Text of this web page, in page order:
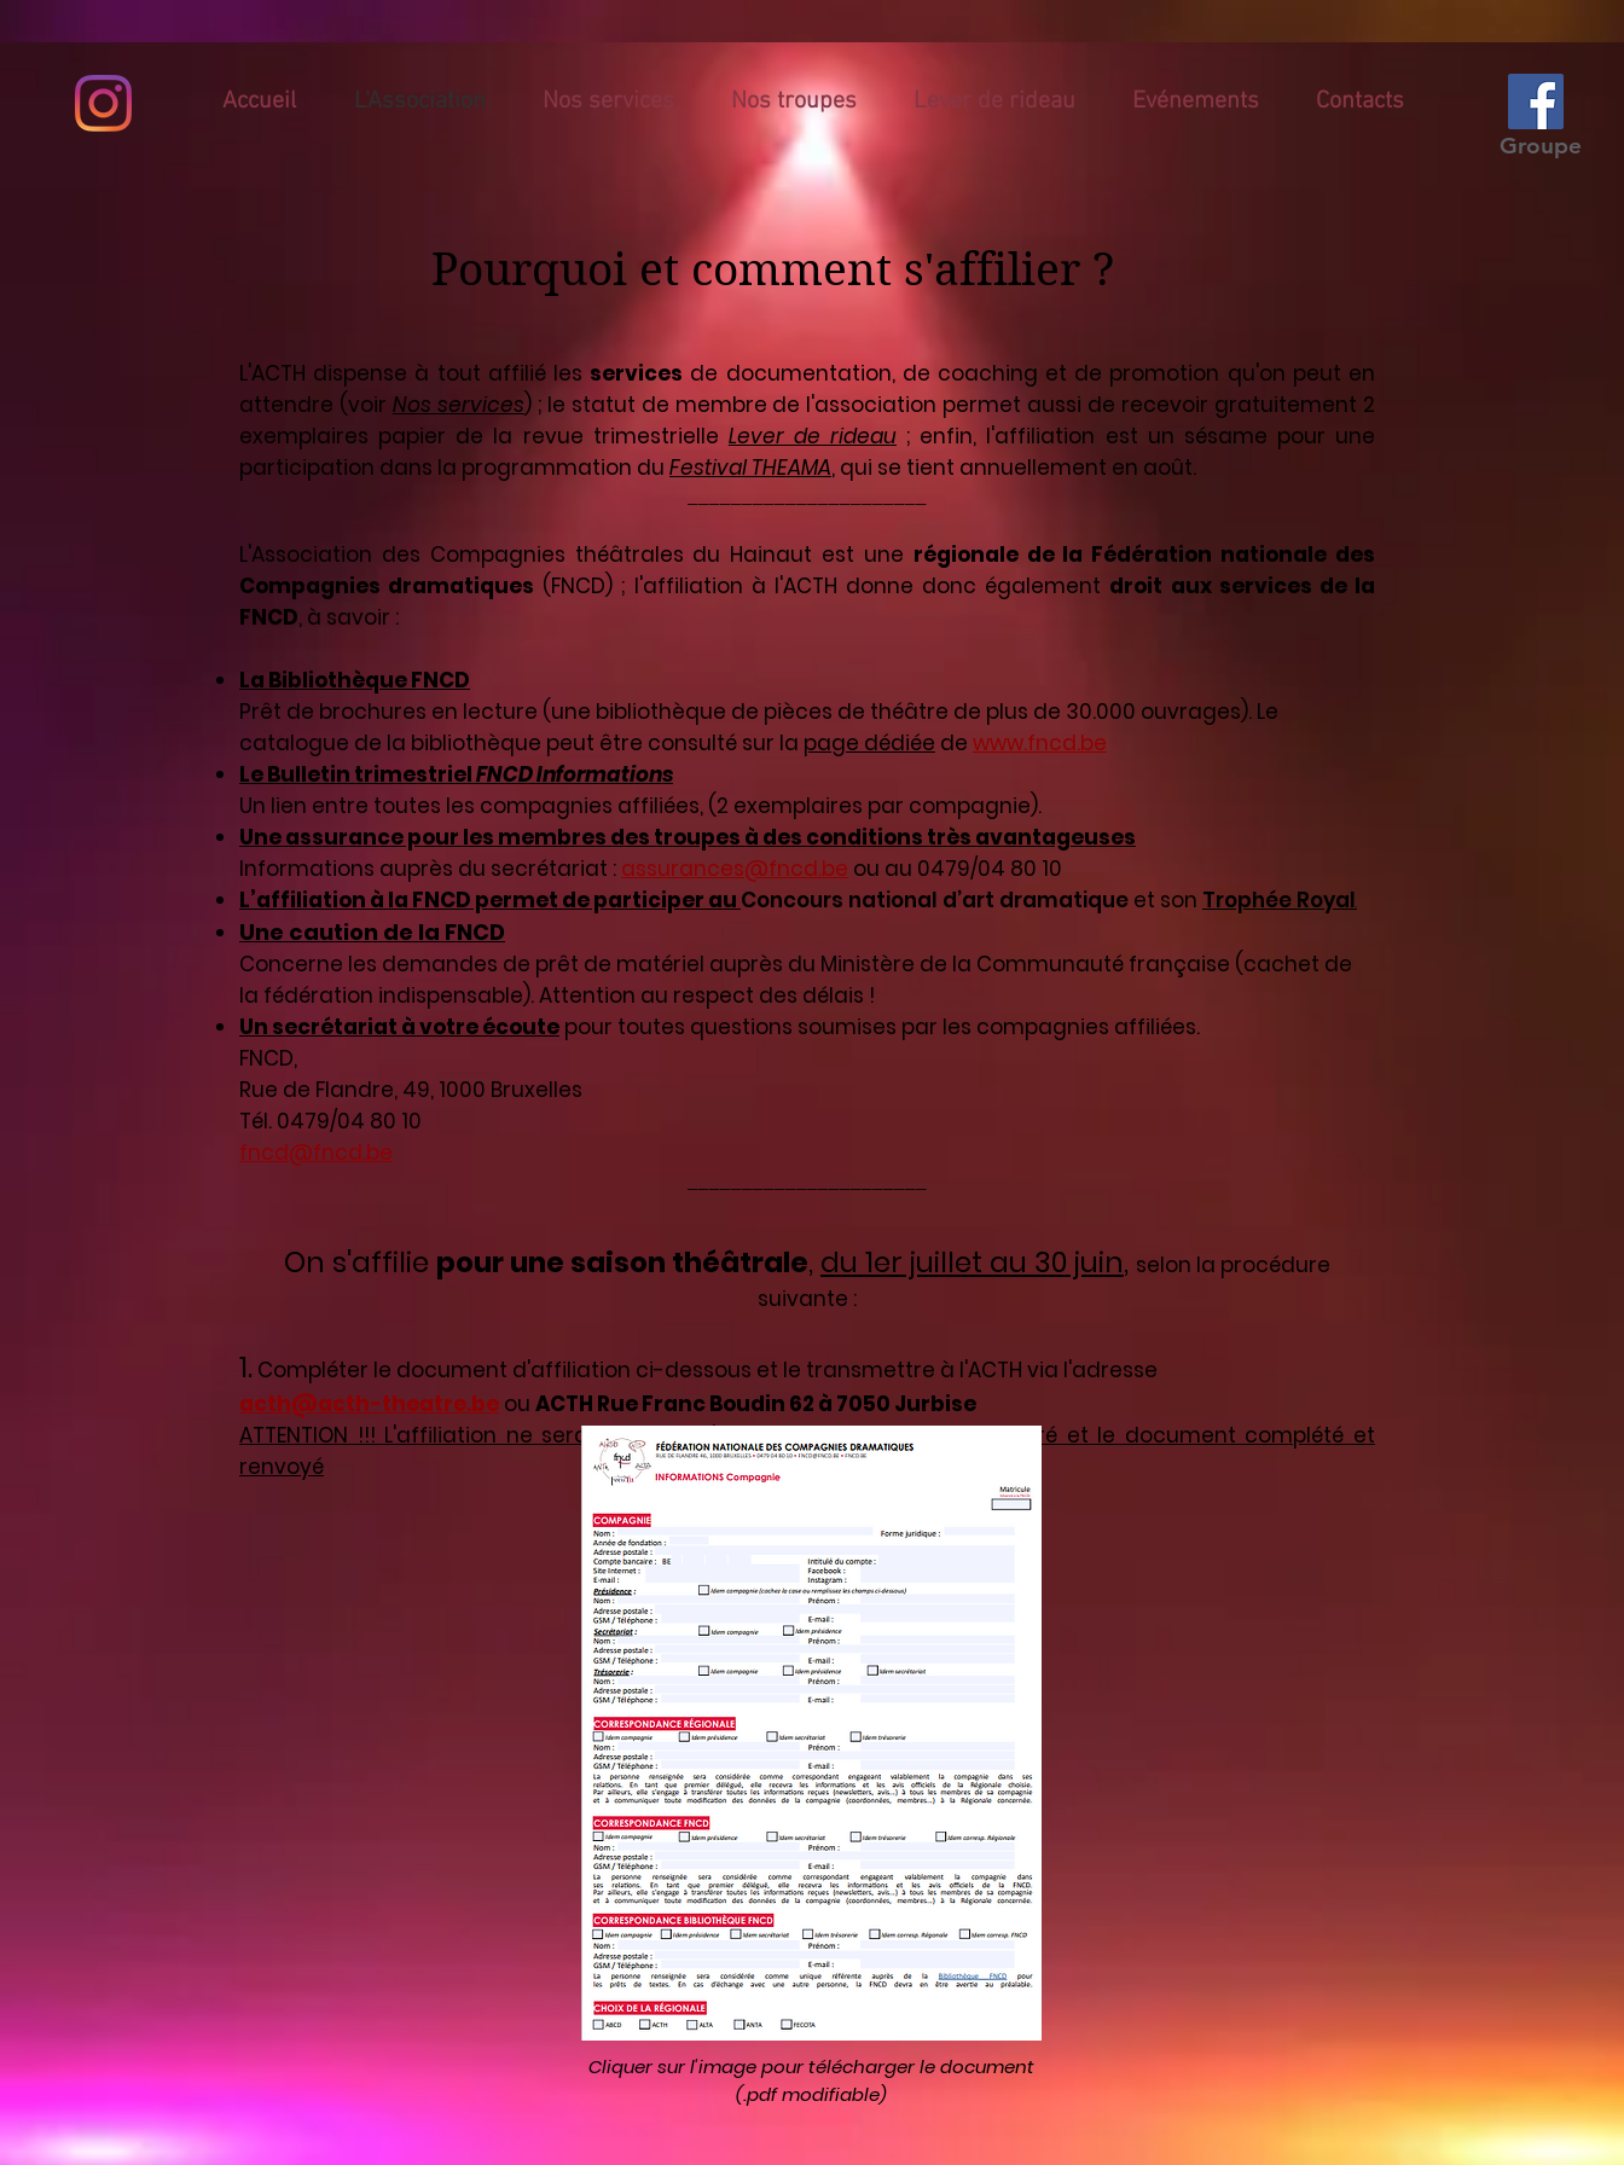
Accueil L'Association Nos services Nos troupes Lever de rideau Evénements Contacts
Groupe
Pourquoi et comment s'affilier ?
L'ACTH dispense à tout affilié les services de documentation, de coaching et de promotion qu'on peut en
attendre (voir Nos services) ; le statut de membre de l'association permet aussi de recevoir gratuitement 2
exemplaires papier de la revue trimestrielle Lever de rideau ; enfin, l'affiliation est un sésame pour une
participation dans la programmation du Festival THEAMA, qui se tient annuellement en août.
L'Association des Compagnies théâtrales du Hainaut est une régionale de la Fédération nationale des
Compagnies dramatiques (FNCD) ; l'affiliation à l'ACTH donne donc également droit aux services de la
FNCD, à savoir :
La Bibliothèque FNCD
Prêt de brochures en lecture (une bibliothèque de pièces de théâtre de plus de 30.000 ouvrages). Le
catalogue de la bibliothèque peut être consulté sur la page dédiée de www.fncd.be
Le Bulletin trimestrielFNCD Informations
Un lien entre toutes les compagnies affiliées, (2 exemplaires par compagnie).
Une assurance pour les membres des troupes à des conditions très avantageuses
Informations auprès du secrétariat : assurances@fncd.be ou au 0479/04 80 10
L’affiliation à la FNCD permet de participer au Concours national d’art dramatique et son Trophée Royal.
Une caution de la FNCD
Concerne les demandes de prêt de matériel auprès du Ministère de la Communauté française (cachet de
la fédération indispensable). Attention au respect des délais !
Un secrétariat à votre écoute pour toutes questions soumises par les compagnies affiliées.
FNCD,
Rue de Flandre, 49, 1000 Bruxelles
Tél. 0479/04 80 10
fncd@fncd.be
On s'affilie pour une saison théâtrale, du 1er juillet au 30 juin, selon la procédure
suivante :
1. Compléter le document d'affiliation ci-dessous et le transmettre à l'ACTH via l'adresse
acth@acth-theatre.be ou ACTH Rue Franc Boudin 62 à 7050 Jurbise
ATTENTION !!! L'affiliation ne sera validée qu'une fois le paiement enregistré et le document complété et
renvoyé
Cliquer sur l'image pour télécharger le document
(.pdf modifiable)